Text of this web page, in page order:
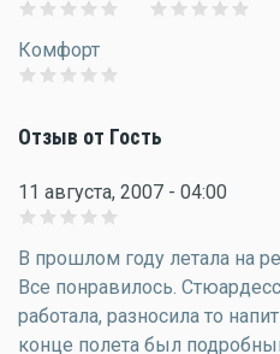
Комфорт
Отзыв от Гость
11 августа, 2007 - 04:00
В прошлом году летала на
Все понравилось.
работала, разносила то
конце полета был